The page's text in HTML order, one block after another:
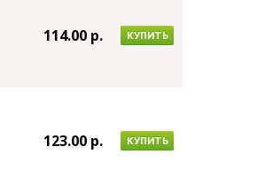
114.00 p. КУПИТЬ
123.00 p. КУПИТЬ